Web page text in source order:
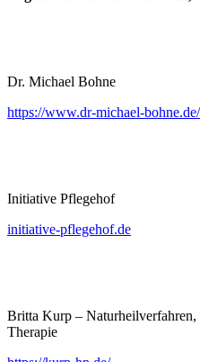
Dr. Michael Bohne
https://www.dr-michael-
Initiative Pflegehof
initiative-pflegehof.de
Britta Kurp – Naturheilverfahren,
Therapie